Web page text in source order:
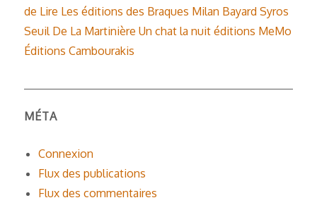
de Lire Les éditions des Braques Milan Bayard Syros
Seuil De La Martinière Un chat la nuit éditions MeMo
Éditions Cambourakis
MÉTA
Connexion
Flux des publications
Flux des commentaires